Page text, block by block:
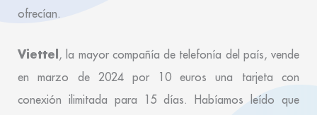
ofrecían.
Viettel, la mayor compañía de telefonía del país, vende
en marzo de 2024 por 10 euros una tarjeta con
conexión ilimitada para 15 días. Habíamos leído que